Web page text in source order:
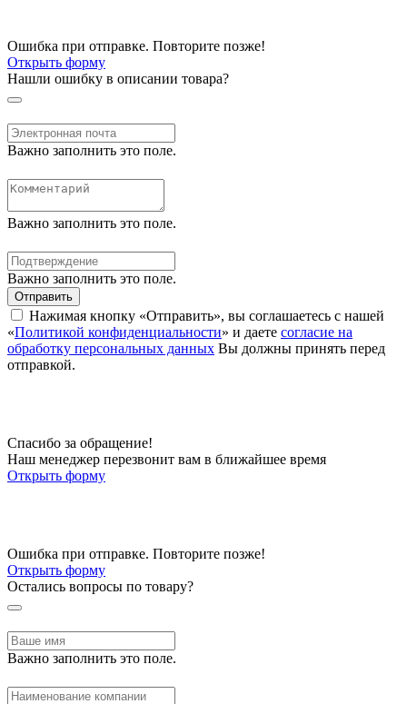
Ошибка при отправке. Повторите позже!
Открыть форму
Нашли ошибку в описании товара?
Важно заполнить это поле.
Важно заполнить это поле.
Важно заполнить это поле.
Отправить
Нажимая кнопку «Отправить», вы соглашаетесь с нашей
«Политикой конфиденциальности» и даете согласие на
обработку персональных данных Вы должны принять перед
отправкой.
Спасибо за обращение!
Наш менеджер перезвонит вам в ближайшее время
Открыть форму
Ошибка при отправке. Повторите позже!
Открыть форму
Остались вопросы по товару?
Важно заполнить это поле.